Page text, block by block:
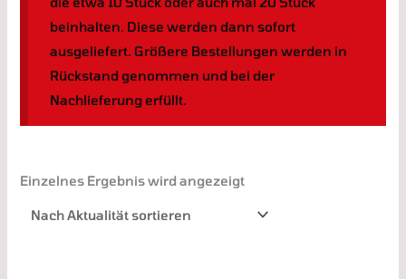
beinhalten. Diese werden dann sofort
ausgeliefert. Größere Bestellungen werden in
Rückstand genommen und bei der
Nachlieferung erfüllt.
Einzelnes Ergebnis wird angezeigt